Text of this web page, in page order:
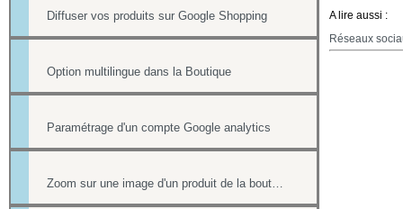
Diffuser vos produits sur Google Shopping
Option multilingue dans la Boutique
Paramétrage d'un compte Google analytics
Zoom sur une image d'un produit de la boutique
A lire aussi :
Réseaux